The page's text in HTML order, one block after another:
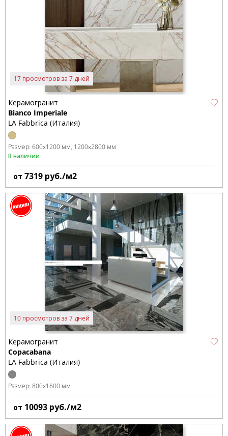
17 просмотров за 7 дней
Керамогранит
Bianco Imperiale
LA Fabbrica (Италия)
Размер: 600x1200 мм 1200x2800 мм
В наличии
от 7319 руб./м2
10 просмотров за 7 дней
Керамогранит
Copacabana
LA Fabbrica (Италия)
Размер: 800x1600 мм
от 10093 руб./м2